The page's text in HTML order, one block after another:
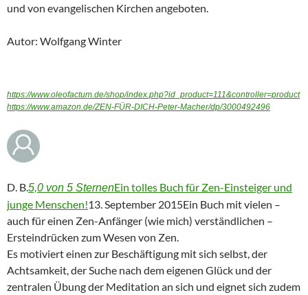
und von evangelischen Kirchen angeboten.
Autor: Wolfgang Winter
https://www.oleofactum.de/shop/index.php?id_product=111&controller=product
https://www.amazon.de/ZEN-FÜR-DICH-Peter-Macher/dp/3000492496
D. B.5,0 von 5 SternenEin tolles Buch für Zen-Einsteiger und
junge Menschen!13. September 2015Ein Buch mit vielen –
auch für einen Zen-Anfänger (wie mich) verständlichen –
Ersteindrücken zum Wesen von Zen.
Es motiviert einen zur Beschäftigung mit sich selbst, der
Achtsamkeit, der Suche nach dem eigenen Glück und der
zentralen Übung der Meditation an sich und eignet sich zudem